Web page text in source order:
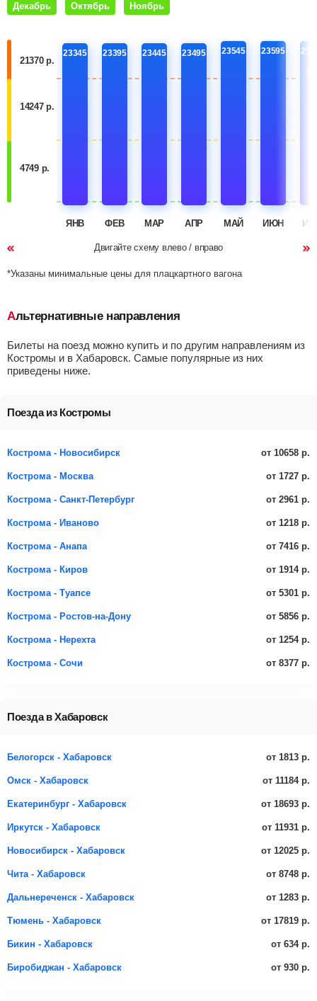
Декабрь Октябрь Ноябрь
21370 р.
14247 р.
4749 р.
23345
ЯНВ
23395
ФЕВ
23445
МАР
23495
АПР
23545
МАЙ
23595
ИЮН
Двигайте схему влево / вправо
*Указаны минимальные цены для плацкартного вагона
Альтернативные направления
Билеты на поезд можно купить и по другим направлениям из
Костромы и в Хабаровск. Самые популярные из них
приведены ниже.
Поезда из Костромы
Кострома - Новосибирск от 10658 р.
Кострома - Москва от 1727 р.
Кострома - Санкт-Петербург от 2961 р.
Кострома - Иваново от 1218 р.
Кострома - Анапа от 7416 р.
Кострома - Киров от 1914 р.
Кострома - Туапсе от 5301 р.
Кострома - Ростов-на-Дону от 5856 р.
Кострома - Нерехта от 1254 р.
Кострома - Сочи от 8377 р.
Поезда в Хабаровск
Белогорск - Хабаровск от 1813 р.
Омск - Хабаровск от 11184 р.
Екатеринбург - Хабаровск от 18693 р.
Иркутск - Хабаровск от 11931 р.
Новосибирск - Хабаровск от 12025 р.
Чита - Хабаровск от 8748 р.
Дальнереченск - Хабаровск от 1283 р.
Тюмень - Хабаровск от 17819 р.
Бикин - Хабаровск от 634 р.
Биробиджан - Хабаровск от 930 р.